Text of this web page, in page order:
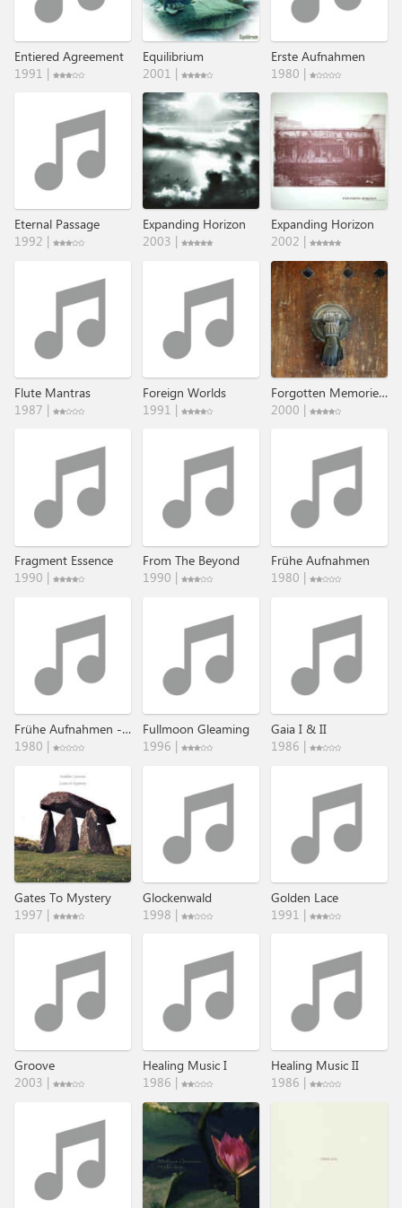
Entiered Agreement
1991 |
Equilibrium
2001 |
Erste Aufnahmen
1980 |
Eternal Passage
1992 |
Expanding Horizon
2003 |
Expanding Horizon
2002 |
Flute Mantras
1987 |
Foreign Worlds
1991 |
Forgotten Memories - The DAT-Retros
2000 |
Fragment Essence
1990 |
From The Beyond
1990 |
Frühe Aufnahmen
1980 |
Frühe Aufnahmen - Gitarre-Schlagzeug-Synth
1980 |
Fullmoon Gleaming
1996 |
Gaia I & II
1986 |
Gates To Mystery
1997 |
Glockenwald
1998 |
Golden Lace
1991 |
Groove
2003 |
Healing Music I
1986 |
Healing Music II
1986 |